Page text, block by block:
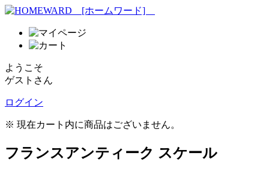
ようこそ
ゲストさん
ログイン
※ 現在カート内に商品はございません。
フランスアンティーク スケール